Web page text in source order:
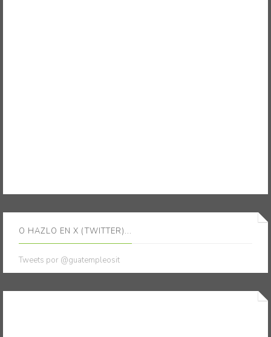
O HAZLO EN X (TWITTER)...
Tweets por @guatempleosit